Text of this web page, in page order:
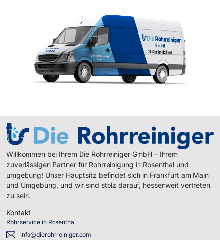
Willkommen bei Ihrem Die Rohrreiniger GmbH – Ihrem
zuverlässigen Partner für Rohrreinigung in Rosenthal und
umgebung! Unser Hauptsitz befindet sich in Frankfurt am Main
und Umgebung, und wir sind stolz darauf, hessenweit vertreten
zu sein.
Kontakt
Rohrservice in Rosenthal
info@dierohrreiniger.com